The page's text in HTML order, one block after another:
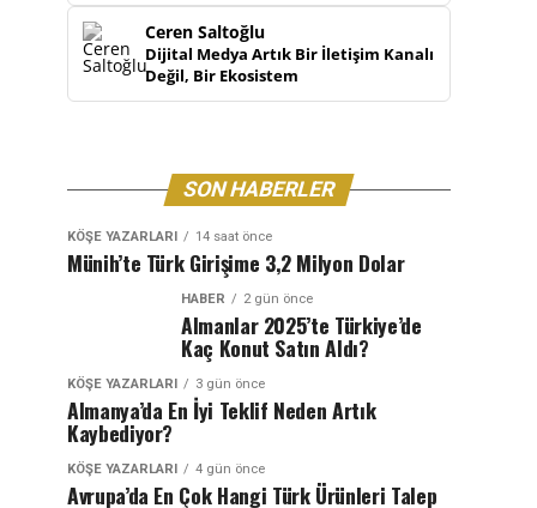
Ceren Saltoğlu
Dijital Medya Artık Bir İletişim Kanalı
Değil, Bir Ekosistem
SON HABERLER
KÖŞE YAZARLARI 14 saat önce
Münih’te Türk Girişime 3,2 Milyon Dolar
HABER 2 gün önce
Almanlar 2025’te Türkiye’de
Kaç Konut Satın Aldı?
KÖŞE YAZARLARI 3 gün önce
Almanya’da En İyi Teklif Neden Artık
Kaybediyor?
KÖŞE YAZARLARI 4 gün önce
Avrupa’da En Çok Hangi Türk Ürünleri Talep